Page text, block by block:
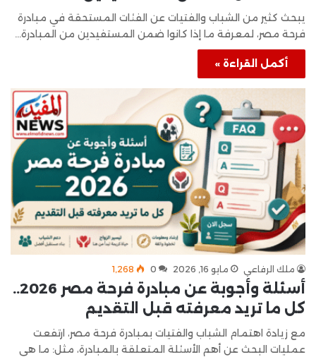
يبحث كثير من الشباب والفتيات عن الفئات المستحقة في مبادرة
فرحة مصر، لمعرفة ما إذا كانوا ضمن المستفيدين من المبادرة…
أكمل القراءة »
ملك الرفاعي مايو 16, 2026 0 1٬268
أسئلة وأجوبة عن مبادرة فرحة مصر 2026..
كل ما تريد معرفته قبل التقديم
مع زيادة اهتمام الشباب والفتيات بمبادرة فرحة مصر، ارتفعت
عمليات البحث عن أهم الأسئلة المتعلقة بالمبادرة، مثل: ما هي